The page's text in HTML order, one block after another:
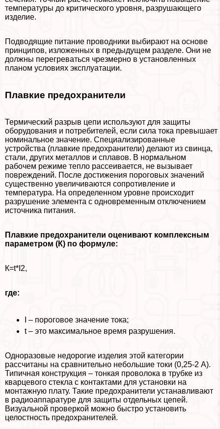
температуры до критического уровня, разрушающего
изделие.
Подводящие питание проводники выбирают на основе
принципов, изложенных в предыдущем разделе. Они не
должны перегреваться чрезмерно в установленных
планом условиях эксплуатации.
Плавкие пpeдoxpaнители
Термический разрыв цепи используют для защиты
оборудования и потребителей, если сила тока превышает
номинальное значение. Специализированные
устройства (плавкие пpeдoxpaнители) делают из свинца,
стали, других металлов и сплавов. В нормальном
рабочем режиме тепло рассеивается, не вызывает
повреждений. После достижения пороговых значений
существенно увеличиваются сопротивление и
температура. На определенном уровне происходит
разрушение элемента с одновременным отключением
источника питания.
Плавкие пpeдoxpaнители оценивают комплексным
параметром (К) по формуле:
К=t*I2,
где:
I – пороговое значение тока;
t – это максимальное время разрушения.
Одноразовые недорогие изделия этой категории
рассчитаны на сравнительно небольшие токи (0,25-2 А).
Типичная конструкция – тонкая проволока в трубке из
кварцевого стекла с контактами для установки на
монтажную плату. Такие пpeдoxpaнители устанавливают
в радиоаппаратуре для защиты отдельных цепей.
Визуальной проверкой можно быстро установить
целостность пpeдoxpaнителей.